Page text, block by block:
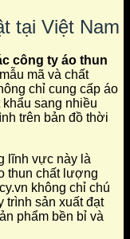
tại Việt Nam
công ty áo thun
mã và chất
chỉ cung cấp áo
sang nhiều
trên bản đồ thời
lĩnh vực này là
thun chất lượng
không chỉ chú
trình sản xuất đạt
phẩm bền bỉ và